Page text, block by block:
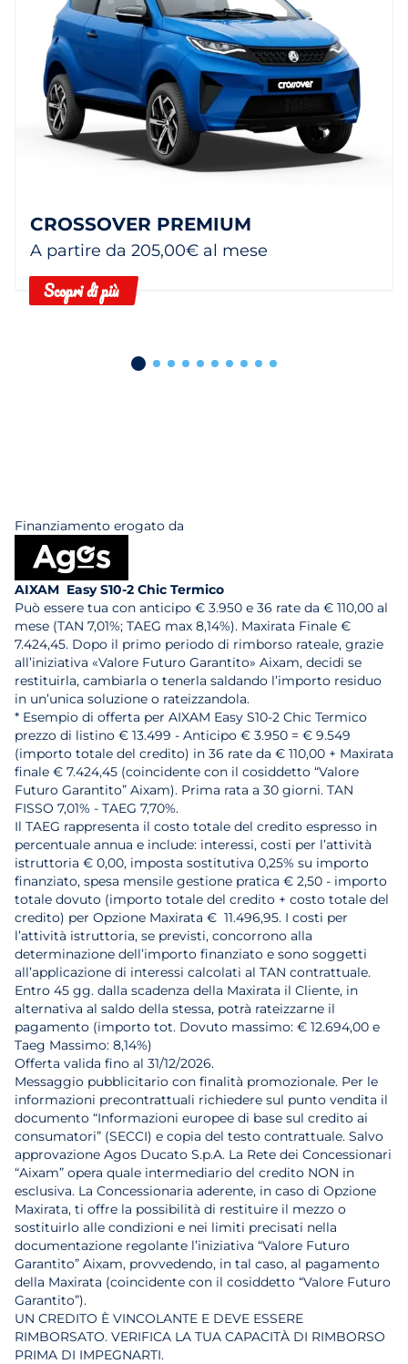
CROSSOVER PREMIUM
A partire da 205,00€ al mese
Scopri di più
Finanziamento erogato da
AIXAM Easy S10-2 Chic Termico
Può essere tua con anticipo € 3.950 e 36 rate da € 110,00 al
mese (TAN 7,01%; TAEG max 8,14%). Maxirata Finale €
7.424,45. Dopo il primo periodo di rimborso rateale, grazie
all’iniziativa «Valore Futuro Garantito» Aixam, decidi se
restituirla, cambiarla o tenerla saldando l’importo residuo
in un’unica soluzione o rateizzandola.
* Esempio di offerta per AIXAM Easy S10-2 Chic Termico
prezzo di listino € 13.499 - Anticipo € 3.950 = € 9.549
(importo totale del credito) in 36 rate da € 110,00 + Maxirata
finale € 7.424,45 (coincidente con il cosiddetto “Valore
Futuro Garantito” Aixam). Prima rata a 30 giorni. TAN
FISSO 7,01% - TAEG 7,70%.
Il TAEG rappresenta il costo totale del credito espresso in
percentuale annua e include: interessi, costi per l’attività
istruttoria € 0,00, imposta sostitutiva 0,25% su importo
finanziato, spesa mensile gestione pratica € 2,50 - importo
totale dovuto (importo totale del credito + costo totale del
credito) per Opzione Maxirata € 11.496,95. I costi per
l’attività istruttoria, se previsti, concorrono alla
determinazione dell’importo finanziato e sono soggetti
all’applicazione di interessi calcolati al TAN contrattuale.
Entro 45 gg. dalla scadenza della Maxirata il Cliente, in
alternativa al saldo della stessa, potrà rateizzarne il
pagamento (importo tot. Dovuto massimo: € 12.694,00 e
Taeg Massimo: 8,14%)
Offerta valida fino al 31/12/2026.
Messaggio pubblicitario con finalità promozionale. Per le
informazioni precontrattuali richiedere sul punto vendita il
documento “Informazioni europee di base sul credito ai
consumatori” (SECCI) e copia del testo contrattuale. Salvo
approvazione Agos Ducato S.p.A. La Rete dei Concessionari
“Aixam” opera quale intermediario del credito NON in
esclusiva. La Concessionaria aderente, in caso di Opzione
Maxirata, ti offre la possibilità di restituire il mezzo o
sostituirlo alle condizioni e nei limiti precisati nella
documentazione regolante l’iniziativa “Valore Futuro
Garantito” Aixam, provvedendo, in tal caso, al pagamento
della Maxirata (coincidente con il cosiddetto “Valore Futuro
Garantito”).
UN CREDITO È VINCOLANTE E DEVE ESSERE
RIMBORSATO. VERIFICA LA TUA CAPACITÀ DI RIMBORSO
PRIMA DI IMPEGNARTI.